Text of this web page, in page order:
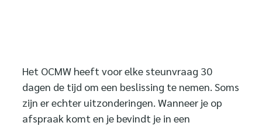
Het OCMW heeft voor elke steunvraag 30
dagen de tijd om een beslissing te nemen. Soms
zijn er echter uitzonderingen. Wanneer je op
afspraak komt en je bevindt je in een